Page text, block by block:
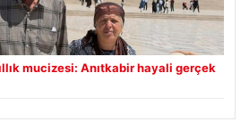
mucizesi: Anıtkabir hayali gerçek